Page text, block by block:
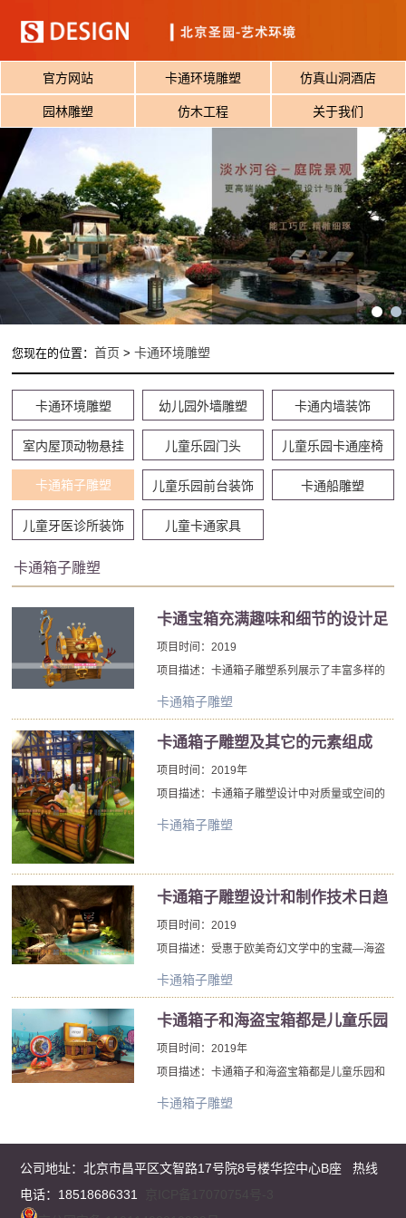
官方网站 卡通环境雕塑 仿真山洞酒店
园林雕塑 仿木工程 关于我们
您现在的位置：首页 >卡通环境雕塑
卡通环境雕塑 幼儿园外墙雕塑 卡通内墙装饰
室内屋顶动物悬挂 儿童乐园门头 儿童乐园卡通座椅
卡通箱子雕塑 儿童乐园前台装饰 卡通船雕塑
儿童牙医诊所装饰 儿童卡通家具
卡通箱子雕塑
卡通宝箱充满趣味和细节的设计足
以满足苛刻的要求
项目时间：2019
项目描述：卡通箱子雕塑系列展示了丰富多样的
奢华卡通箱，并提供了罕见而优雅的设计。每个
设计和久负盛名的经验是北京厂家卡通箱子雕塑
值带到了外部。
卡通箱子雕塑
卡通箱子雕塑及其它的元素组成
项目时间：2019年
项目描述：卡通箱子雕塑设计中对质量或空间的
重视程度差别很大。在20世纪艺术家的大部分卡
金属棒。组件本身的固体形式并不重要; 它们的主
要功能是通过空间创造运动并封闭空间。在20世
纪的卡通箱子雕塑作品中，空间和质量的元素被
卡通箱子雕塑
卡通箱子雕塑设计和制作技术日趋
成熟
项目时间：2019
项目描述：受惠于欧美奇幻文学中的宝藏—海盗
文化，海盗文化中的宝藏箱，北京厂家于人们熟
的卡通箱子雕塑，受到人们的追捧。
卡通箱子雕塑
卡通箱子和海盗宝箱都是儿童乐园
和主题亲子酒店的元素
项目时间：2019年
项目描述：卡通箱子和海盗宝箱都是儿童乐园和
主题亲子酒店的元素，卡通箱子和海盗宝箱经常
家制作这样的卡通箱子和海盗宝箱。
卡通箱子雕塑
公司地址：北京市昌平区文智路17号院8号楼华控中心B座 热线
电话：18518686331